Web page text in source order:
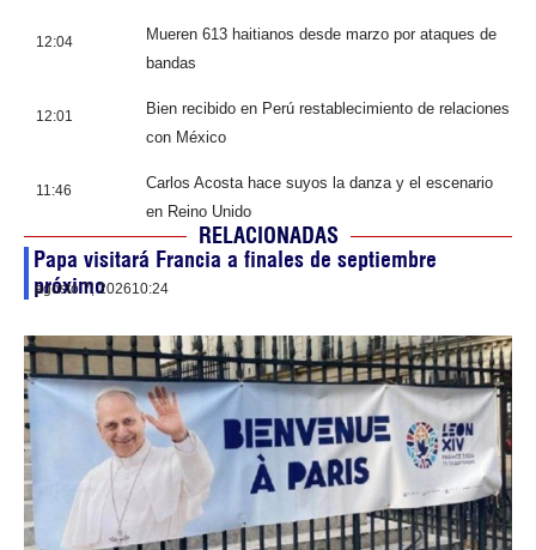
12:04
Mueren 613 haitianos desde marzo por ataques de
bandas
12:01
Bien recibido en Perú restablecimiento de relaciones
con México
11:46
Carlos Acosta hace suyos la danza y el escenario
en Reino Unido
RELACIONADAS
Papa visitará Francia a finales de septiembre
próximo
agosto 7, 202610:24